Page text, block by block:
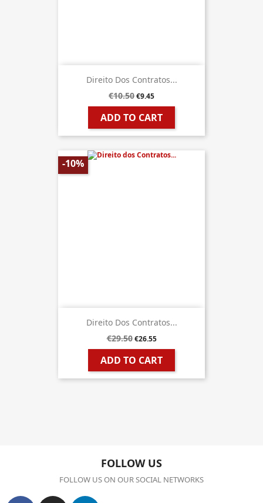
Direito Dos Contratos...
€10.50€9.45
ADD TO CART
Direito Dos Contratos...
€29.50 €26.55
ADD TO CART
-10%
FOLLOW US
FOLLOW US ON OUR SOCIAL NETWORKS